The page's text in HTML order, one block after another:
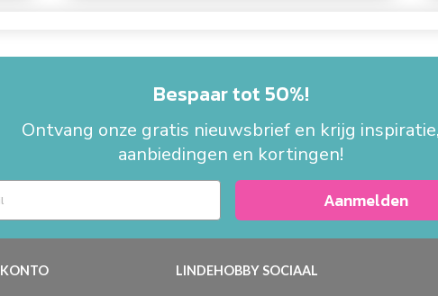
Bespaar tot 50%!
Ontvang onze gratis nieuwsbrief en krijg inspiratie,
aanbiedingen en kortingen!
Aanmelden
KONTO LINDEHOBBY SOCIAAL